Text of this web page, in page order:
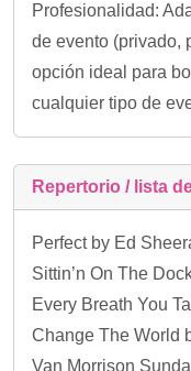
Profesionalidad:
de evento (privado,
opción ideal para
cualquier tipo de
Repertorio / lista
Perfect by Ed
Sittin’n On The
Every Breath You
Change The World
Van Morrison